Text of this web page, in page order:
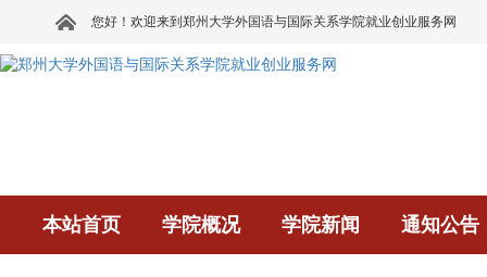
您好！欢迎来到郑州大学外国语与国际关系学院就业创业服务网
本站首页 学院概况 学院新闻 通知公告